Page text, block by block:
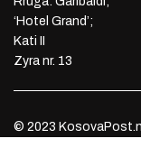
‘Hotel Grand’;
Kati II
Zyra nr. 13
© 2023